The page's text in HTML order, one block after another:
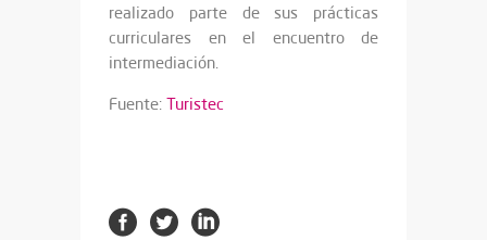
realizado parte de sus prácticas
curriculares en el encuentro de
intermediación.
Fuente: Turistec